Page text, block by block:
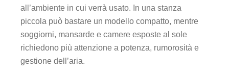
all’ambiente in cui verrà usato. In una stanza
piccola può bastare un modello compatto, mentre
soggiorni, mansarde e camere esposte al sole
richiedono più attenzione a potenza, rumorosità e
gestione dell’aria.